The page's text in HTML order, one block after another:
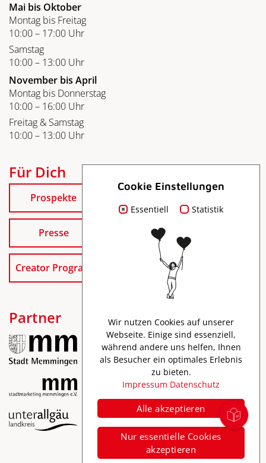
Mai bis Oktober
Montag bis Freitag
10:00 – 17:00 Uhr
Samstag
10:00 – 13:00 Uhr
November bis April
Montag bis Donnerstag
10:00 – 16:00 Uhr
Freitag & Samstag
10:00 – 13:00 Uhr
Für Dich
Prospekte
Presse
Creator Program
Partner
Impressum
Datenschutz
Barrierefreiheit
Cookie Einstellungen
Essentiell Statistik
Wir nutzen Cookies auf unserer
Webseite. Einige sind essenziell,
während andere uns helfen, Ihnen
als Besucher ein optimales Erlebnis
zu bieten.
Impressum Datenschutz
Alle akzeptieren
Nur essentielle Cookies
akzeptieren